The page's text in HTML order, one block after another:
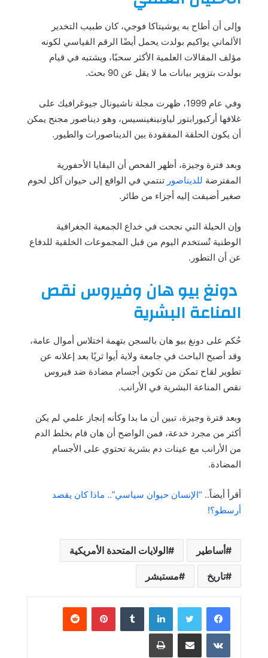
وإلى أن أطاح به يوشيتاكا فوجي، كان طبيب التخدير
الألماني يواكيم بولدت يحمل أيضًا الرقم القياسي لكونه
مؤلف المقالات العلمية الأكثر سحبًا، ويشتبه في قيام
بولدت بتزوير بيانات ما لا يقل عن 90 بحث.
وفي عام 1999، ظهرت مجلة ناشيونال جيوغرافيك على
غلافها أركيورابتور لياونينغينسيس، وهو ديناصور مجنح يمكن
أن يكون الحلقة المفقودة بين الديناصورات والطيور.
وبعد فترة وجيزة، أظهر الفحص أن البقايا الأحفورية
المفترضة للديناصور تنتمي في الواقع إلى حيوان آكل لحوم
صغير أضيفت إليه أجزاء من طائر.
وإن الحيلة التي نجحت في خداع الجمعية الجغرافية
الوطنية تُستخدم اليوم من قبل المجموعات الخلقية للدفاع
عن أن التطور.
دونغ بيو هان وفيروس نقص
المناعة البشرية
حُكم على دونغ بيو هان بالسجن بتهمة اختلاس أموال عامة،
وقد أصبح الباحث في جامعة ولاية أيوا ثريًا بعد إعلانه عن
تطوير لقاح تمكن من تكوين أجسام مضادة ضد فيروس
نقص المناعة البشرية في الأرانب.
وبعد فترة وجيزة، تبين أن ما بدا وكأنه إنجاز علمي لم يكن
أكثر من مجرد خدعة، فمن الواضح أن هان قام بخلط الدم
من الأرانب مع عينات دم بشرية تحتوي على الأجسام
المضادة.
أقرأ أيضاً.. “الإنسان حيوان سياسي”.. ماذا كان يقصد
أرسطو؟!
أساطير الولايات المتحدة الأمريكية
تاريخ مستبشر
لينكدإن بينتيريست
مشاركة عبر البريد طباعة